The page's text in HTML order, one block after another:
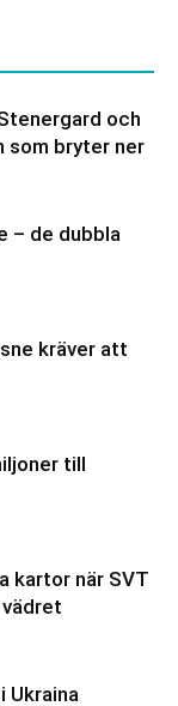
och
som bryter ner
– de dubbla
kräver att
till
kartor när SVT
Ukraina